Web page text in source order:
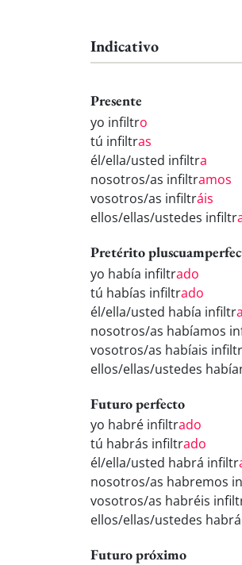
Indicativo
Presente
yo infiltro
tú infiltras
él/ella/usted infiltra
nosotros/as infiltramos
vosotros/as infiltráis
ellos/ellas/ustedes infiltr
Pretérito
yo había infiltrado
tú habías infiltrado
él/ella/usted había infiltr
nosotros/as habíamos
vosotros/as habíais infiltr
ellos/ellas/ustedes
Futuro perfecto
yo habré infiltrado
tú habrás infiltrado
él/ella/usted habrá infiltr
nosotros/as habremos
vosotros/as habréis
ellos/ellas/ustedes
Futuro próximo